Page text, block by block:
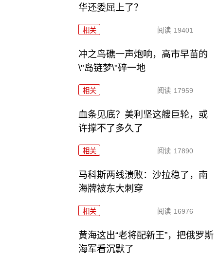
华还委屈上了？
相关 阅读 19401
冲之鸟礁一声炮响，高市早苗的
\"岛链梦\"碎一地
相关 阅读 17959
血条见底？美利坚这艘巨轮，或
许撑不了多久了
相关 阅读 17890
马科斯两线溃败：沙拉稳了，南
海牌被东大刺穿
相关 阅读 16976
黄海这出“老将配新王”，把俄罗斯
海军看沉默了